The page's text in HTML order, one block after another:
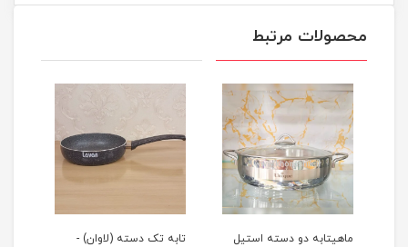
محصولات مرتبط
ماهیتابه دو دسته استیل
تابه تک دسته (لاوان) -